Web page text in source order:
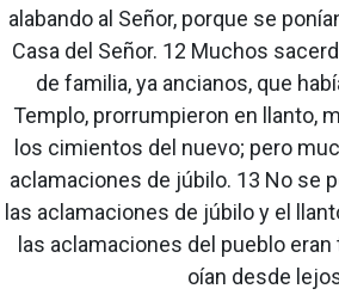
alabando al Señor, porque se
Casa del Señor. 12 Muchos
de familia, ya ancianos, que
Templo, prorrumpieron en llanto,
los cimientos del nuevo; pero
aclamaciones de júbilo. 13 No se
las aclamaciones de júbilo y el
las aclamaciones del pueblo
oían desde